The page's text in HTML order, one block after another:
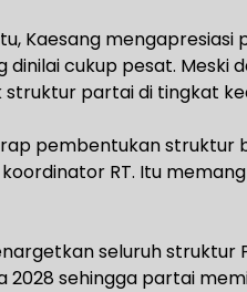
Kaesang mengapresiasi
dinilai cukup pesat.
partai di tingkat
pembentukan struktur
RT. Itu
seluruh struktur
2028 sehingga partai